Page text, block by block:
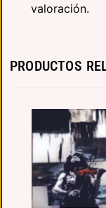
valoración.
PRODUCTOS